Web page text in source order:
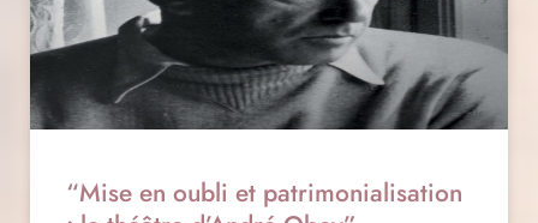
“Mise en oubli et patrimonialisation